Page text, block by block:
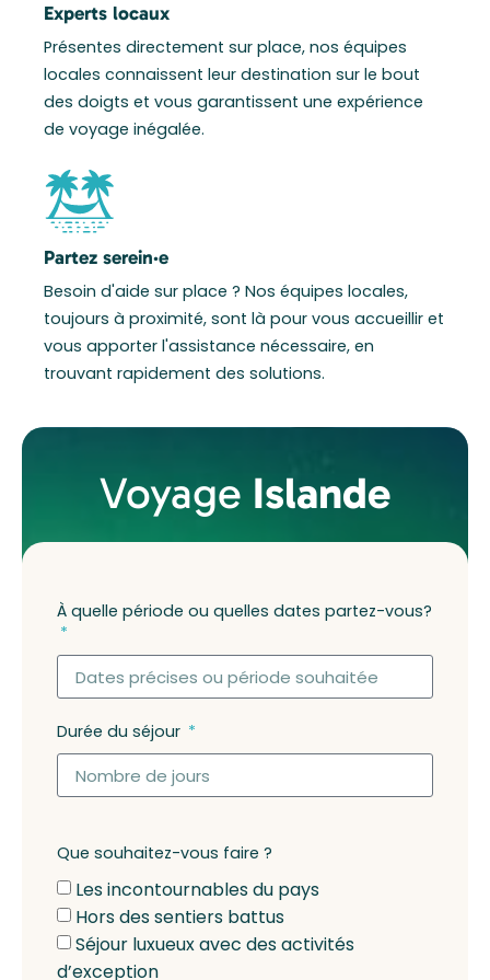
Experts locaux
Présentes directement sur place, nos équipes
locales connaissent leur destination sur le bout
des doigts et vous garantissent une expérience
de voyage inégalée.
Partez serein·e
Besoin d'aide sur place ? Nos équipes locales,
toujours à proximité, sont là pour vous accueillir et
vous apporter l'assistance nécessaire, en
trouvant rapidement des solutions.
Voyage Islande
À quelle période ou quelles dates partez-vous?
Durée du séjour
Que souhaitez-vous faire ?
Les incontournables du pays
Hors des sentiers battus
Séjour luxueux avec des activités
d’exception